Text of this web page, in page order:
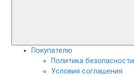
Покупателю
Политика безопасности
Условия соглашения